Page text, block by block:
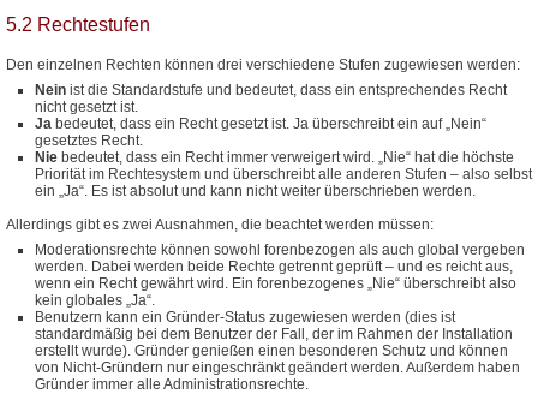
5.2 Rechtestufen
Den einzelnen Rechten können drei verschiedene Stufen zugewiesen werden:
Nein ist die Standardstufe und bedeutet, dass ein entsprechendes Recht
nicht gesetzt ist.
Ja bedeutet, dass ein Recht gesetzt ist. Ja überschreibt ein auf „Nein“
gesetztes Recht.
Nie bedeutet, dass ein Recht immer verweigert wird. „Nie“ hat die höchste
Priorität im Rechtesystem und überschreibt alle anderen Stufen – also selbst
ein „Ja“. Es ist absolut und kann nicht weiter überschrieben werden.
Allerdings gibt es zwei Ausnahmen, die beachtet werden müssen:
Moderationsrechte können sowohl forenbezogen als auch global vergeben
werden. Dabei werden beide Rechte getrennt geprüft – und es reicht aus,
wenn ein Recht gewährt wird. Ein forenbezogenes „Nie“ überschreibt also
kein globales „Ja“.
Benutzern kann ein Gründer-Status zugewiesen werden (dies ist
standardmäßig bei dem Benutzer der Fall, der im Rahmen der Installation
erstellt wurde). Gründer genießen einen besonderen Schutz und können
von Nicht-Gründern nur eingeschränkt geändert werden. Außerdem haben
Gründer immer alle Administrationsrechte.